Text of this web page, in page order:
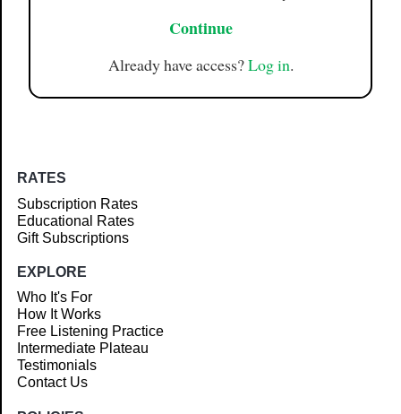
Continue
Already have access?Log in.
RATES
Subscription Rates
Educational Rates
Gift Subscriptions
EXPLORE
Who It's For
How It Works
Free Listening Practice
Intermediate Plateau
Testimonials
Contact Us